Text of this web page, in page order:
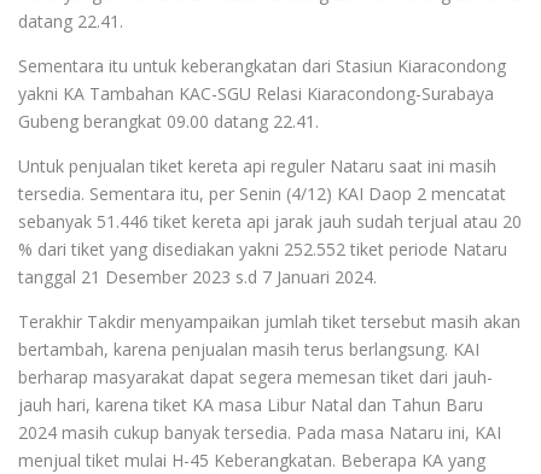
datang 22.41.
Sementara itu untuk keberangkatan dari Stasiun Kiaracondong
yakni KA Tambahan KAC-SGU Relasi Kiaracondong-Surabaya
Gubeng berangkat 09.00 datang 22.41.
Untuk penjualan tiket kereta api reguler Nataru saat ini masih
tersedia. Sementara itu, per Senin (4/12) KAI Daop 2 mencatat
sebanyak 51.446 tiket kereta api jarak jauh sudah terjual atau 20
% dari tiket yang disediakan yakni 252.552 tiket periode Nataru
tanggal 21 Desember 2023 s.d 7 Januari 2024.
Terakhir Takdir menyampaikan jumlah tiket tersebut masih akan
bertambah, karena penjualan masih terus berlangsung. KAI
berharap masyarakat dapat segera memesan tiket dari jauh-
jauh hari, karena tiket KA masa Libur Natal dan Tahun Baru
2024 masih cukup banyak tersedia. Pada masa Nataru ini, KAI
menjual tiket mulai H-45 Keberangkatan. Beberapa KA yang